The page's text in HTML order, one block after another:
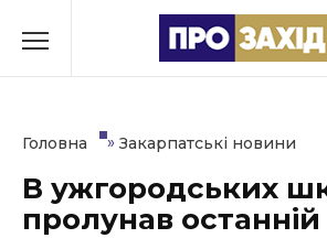
до
Культура
Головна » Закарпатські новини
В ужгородських
пролунав